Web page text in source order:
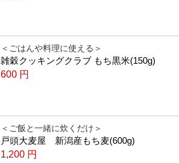
＜ごはんや料理に使える＞
雑穀クッキングクラブ もち黒米(150g)
600 円
＜ご飯と一緒に炊くだけ＞
戸頭大麦屋 新潟産もち麦(600g)
1,200 円